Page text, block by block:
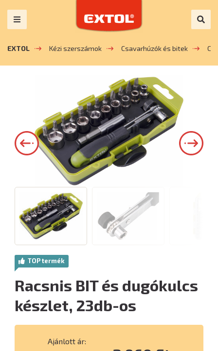
EXTOL Kézi szerszámok Csavarhúzók és bitek
TOP termék
Racsnis BIT és dugókulcs
készlet, 23db-os
Ajánlott ár: